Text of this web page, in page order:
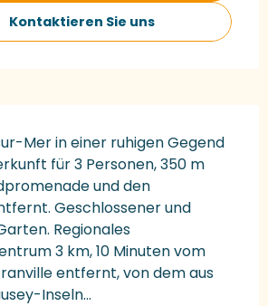
Kontaktieren Sie uns
Mer in einer ruhigen Gegend
für 3 Personen, 350 m
und den
Geschlossener und
Regionales
3 km, 10 Minuten vom
entfernt, von dem aus
Inseln...